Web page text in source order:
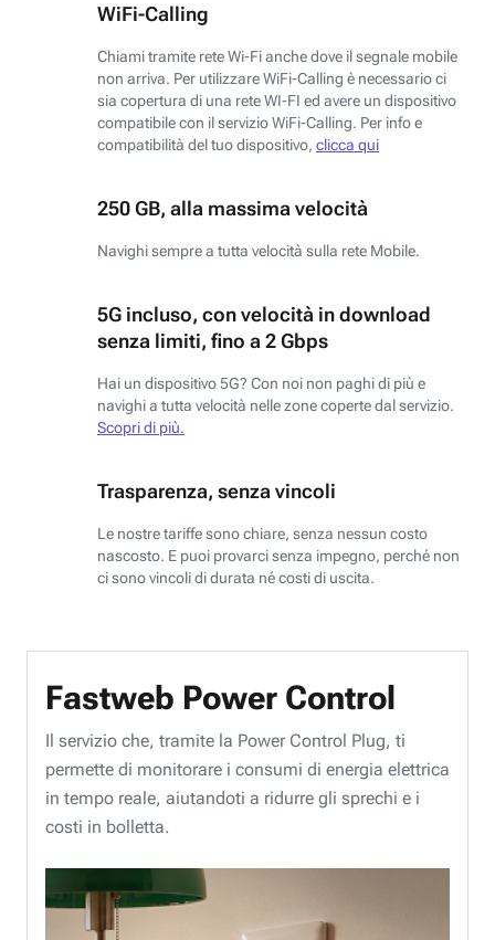
WiFi-Calling
Chiami tramite rete Wi-Fi anche dove il segnale mobile
non arriva. Per utilizzare WiFi-Calling è necessario ci
sia copertura di una rete WI-FI ed avere un dispositivo
compatibile con il servizio WiFi-Calling. Per info e
compatibilità del tuo dispositivo, clicca qui
250 GB, alla massima velocità
Navighi sempre a tutta velocità sulla rete Mobile.
5G incluso, con velocità in download
senza limiti, fino a 2 Gbps
Hai un dispositivo 5G? Con noi non paghi di più e
navighi a tutta velocità nelle zone coperte dal servizio.
Scopri di più.
Trasparenza, senza vincoli
Le nostre tariffe sono chiare, senza nessun costo
nascosto. E puoi provarci senza impegno, perché non
ci sono vincoli di durata né costi di uscita.
Fastweb Power Control
Il servizio che, tramite la Power Control Plug, ti
permette di monitorare i consumi di energia elettrica
in tempo reale, aiutandoti a ridurre gli sprechi e i
costi in bolletta.